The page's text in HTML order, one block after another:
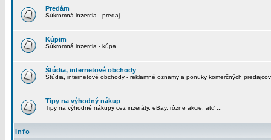
Predám
Súkromná inzercia - predaj
Kúpim
Súkromná inzercia - kúpa
Štúdia, internetové obchody
Štúdia, internetové obchody - reklamné oznamy a ponuky komerčných predajcov
Tipy na výhodný nákup
Tipy na výhodné nákupy cez inzeráty, eBay, rôzne akcie, atď ...
Info